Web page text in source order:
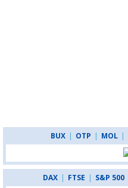
BUX | OTP | MOL |
DAX | FTSE | S&P 500